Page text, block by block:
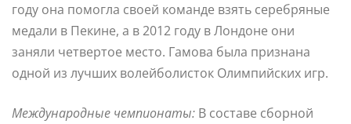
году она помогла своей команде взять серебряные
медали в Пекине, а в 2012 году в Лондоне они
заняли четвертое место. Гамова была признана
одной из лучших волейболисток Олимпийских игр.
Международные чемпионаты: В составе сборной